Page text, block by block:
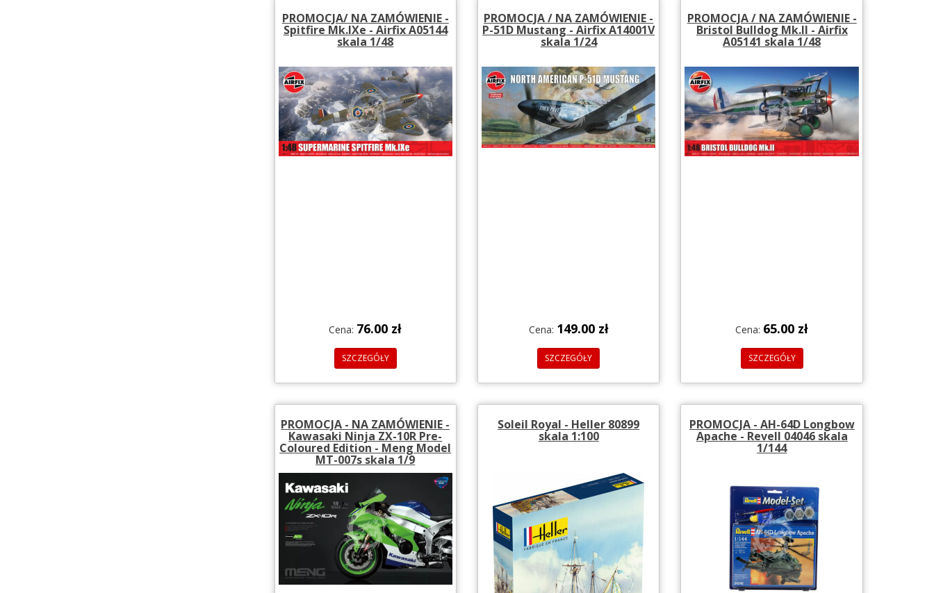
PROMOCJA/ NA ZAMÓWIENIE -
Spitfire Mk.IXe - Airfix A05144
skala 1/48
Cena: 76.00 zł
SZCZEGÓŁY
PROMOCJA / NA ZAMÓWIENIE -
P-51D Mustang - Airfix A14001V
skala 1/24
Cena: 149.00 zł
SZCZEGÓŁY
PROMOCJA / NA ZAMÓWIENIE -
Bristol Bulldog Mk.II - Airfix
A05141 skala 1/48
Cena: 65.00 zł
SZCZEGÓŁY
PROMOCJA - NA ZAMÓWIENIE -
Kawasaki Ninja ZX-10R Pre-
Coloured Edition - Meng Model
MT-007s skala 1/9
Soleil Royal - Heller 80899
skala 1:100
PROMOCJA - AH-64D Longbow
Apache - Revell 04046 skala
1/144